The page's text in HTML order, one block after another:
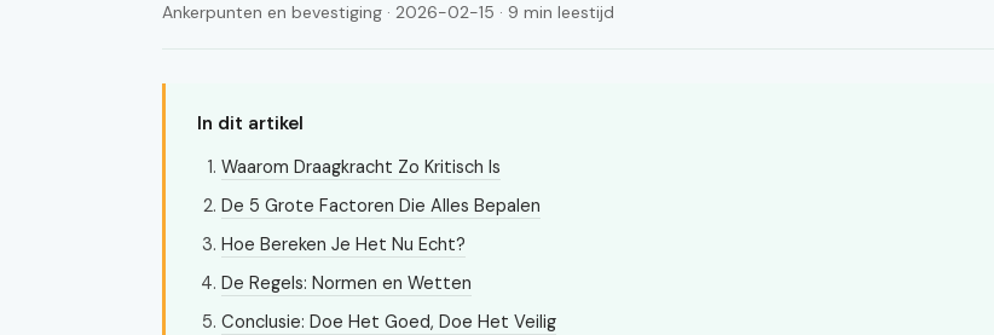
Ankerpunten en bevestiging · 2026-02-15 · 9 min leestijd
In dit artikel
Waarom Draagkracht Zo Kritisch Is
De 5 Grote Factoren Die Alles Bepalen
Hoe Bereken Je Het Nu Echt?
De Regels: Normen en Wetten
Conclusie: Doe Het Goed, Doe Het Veilig